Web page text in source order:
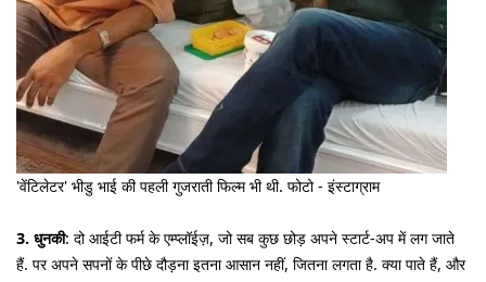
'वेंटिलेटर' भीडु भाई की पहली गुजराती फिल्म भी थी. फोटो - इंस्टाग्राम
3. धुनकी: दो आईटी फर्म के एम्प्लॉईज़, जो सब कुछ छोड़ अपने स्टार्ट-अप में लग जाते
हैं. पर अपने सपनों के पीछे दौड़ना इतना आसान नहीं, जितना लगता है. क्या पाते हैं, और